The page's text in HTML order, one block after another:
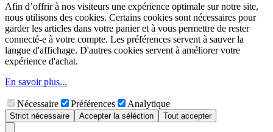
Afin d’offrir à nos visiteurs une expérience optimale sur notre site,
nous utilisons des cookies. Certains cookies sont nécessaires pour
garder les articles dans votre panier et à vous permettre de rester
connecté-e à votre compte. Les préférences servent à sauver la
langue d'affichage. D'autres cookies servent à améliorer votre
expérience d'achat.
En savoir plus...
Nécessaire Préférences Analytique
Strict nécessaire Accepter la séléction Tout accepter